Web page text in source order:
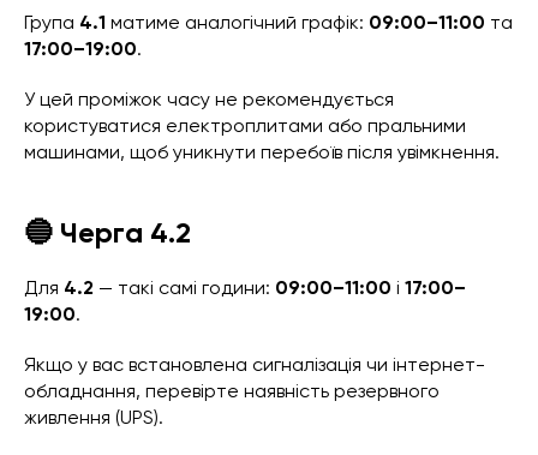
Група 4.1 матиме аналогічний графік: 09:00–11:00 та
17:00–19:00.
У цей проміжок часу не рекомендується
користуватися електроплитами або пральними
машинами, щоб уникнути перебоїв після увімкнення.
🔵 Черга 4.2
Для 4.2 — такі самі години: 09:00–11:00 і 17:00–
19:00.
Якщо у вас встановлена сигналізація чи інтернет-
обладнання, перевірте наявність резервного
живлення (UPS).